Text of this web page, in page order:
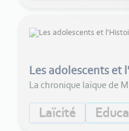
Les adolescents et
La chronique laïque de
Laïcité